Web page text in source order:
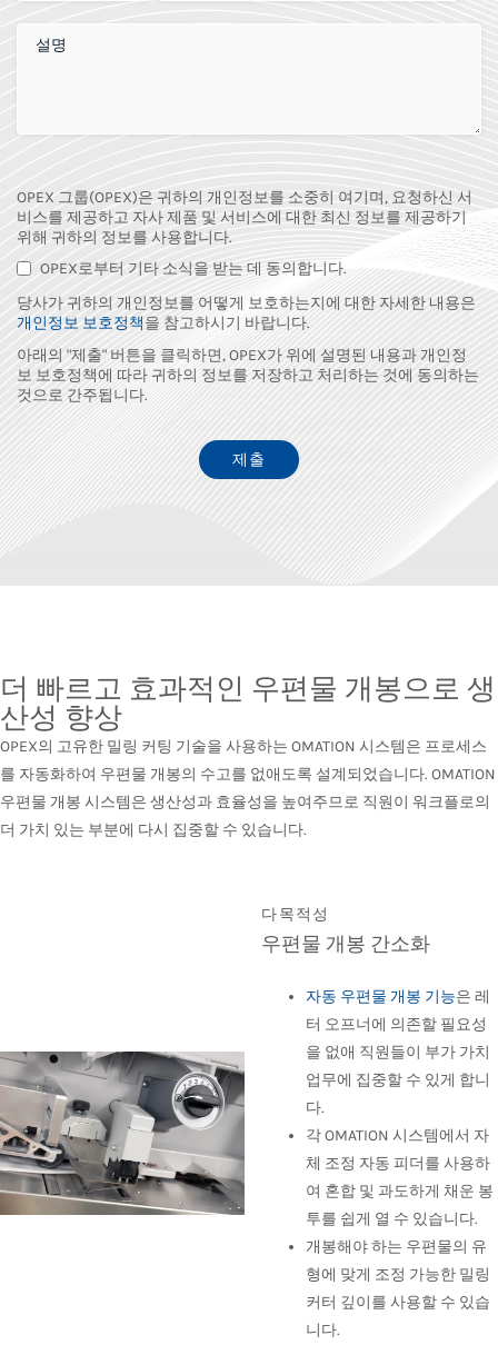
OPEX 그룹(OPEX)은 귀하의 개인정보를 소중히 여기며, 요청하신 서
비스를 제공하고 자사 제품 및 서비스에 대한 최신 정보를 제공하기
위해 귀하의 정보를 사용합니다.
OPEX로부터 기타 소식을 받는 데 동의합니다.
당사가 귀하의 개인정보를 어떻게 보호하는지에 대한 자세한 내용은
개인정보 보호정책을 참고하시기 바랍니다.
아래의 "제출" 버튼을 클릭하면, OPEX가 위에 설명된 내용과 개인정
보 보호정책에 따라 귀하의 정보를 저장하고 처리하는 것에 동의하는
것으로 간주됩니다.
더 빠르고 효과적인 우편물 개봉으로 생
산성 향상
OPEX의 고유한 밀링 커팅 기술을 사용하는 OMATION 시스템은 프로세스
를 자동화하여 우편물 개봉의 수고를 없애도록 설계되었습니다. OMATION
우편물 개봉 시스템은 생산성과 효율성을 높여주므로 직원이 워크플로의
더 가치 있는 부분에 다시 집중할 수 있습니다.
다목적성
우편물 개봉 간소화
자동 우편물 개봉 기능은 레
터 오프너에 의존할 필요성
을 없애 직원들이 부가 가치
업무에 집중할 수 있게 합니
다.
각 OMATION 시스템에서 자
체 조정 자동 피더를 사용하
여 혼합 및 과도하게 채운 봉
투를 쉽게 열 수 있습니다.
개봉해야 하는 우편물의 유
형에 맞게 조정 가능한 밀링
커터 깊이를 사용할 수 있습
니다.